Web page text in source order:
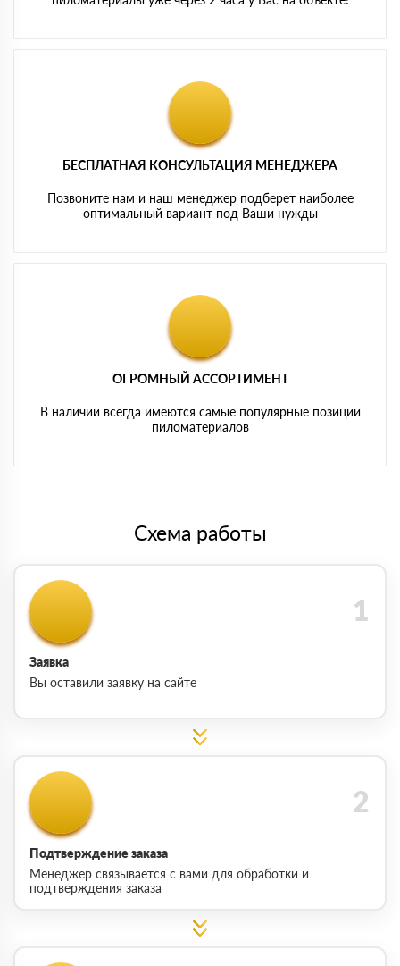
БЕСПЛАТНАЯ КОНСУЛЬТАЦИЯ МЕНЕДЖЕРА
Позвоните нам и наш менеджер подберет наиболее
оптимальный вариант под Ваши нужды
ОГРОМНЫЙ АССОРТИМЕНТ
В наличии всегда имеются самые популярные позиции
пиломатериалов
Схема работы
Заявка
Вы оставили заявку на сайте
Подтверждение заказа
Менеджер связывается с вами для обработки и
подтверждения заказа